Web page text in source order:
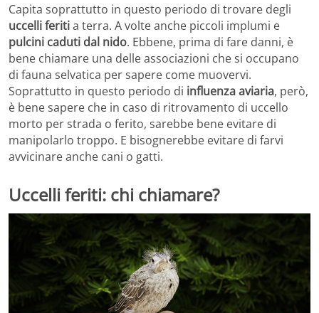
Capita soprattutto in questo periodo di trovare degli
uccelli feritia terra. A volte anche piccoli implumi e
pulcini caduti dal nido. Ebbene, prima di fare danni, è
bene chiamare una delle associazioni che si occupano
di fauna selvatica per sapere come muovervi.
Soprattutto in questo periodo di influenza aviaria, però,
è bene sapere che in caso di ritrovamento di uccello
morto per strada o ferito, sarebbe bene evitare di
manipolarlo troppo. E bisognerebbe evitare di farvi
avvicinare anche cani o gatti.
Uccelli feriti: chi chiamare?